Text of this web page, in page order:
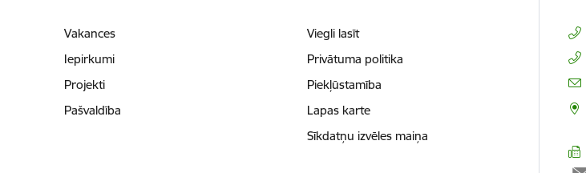
Vakances
Iepirkumi
Projekti
Pašvaldība
Viegli lasīt
Privātuma politika
Piekļūstamība
Lapas karte
Sīkdatņu izvēles maiņa